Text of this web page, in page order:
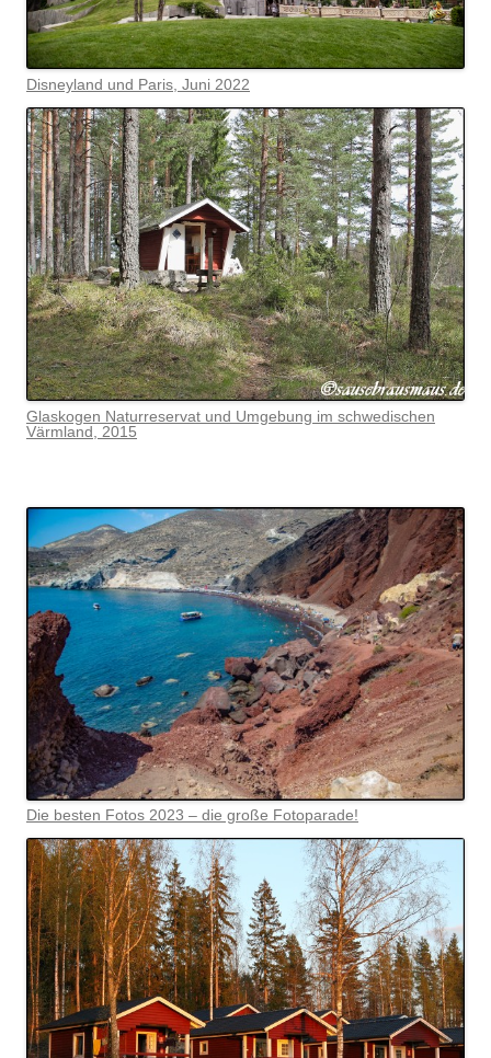
Disneyland und Paris, Juni 2022
Glaskogen Naturreservat und Umgebung im schwedischen
Värmland, 2015
Die besten Fotos 2023 – die große Fotoparade!